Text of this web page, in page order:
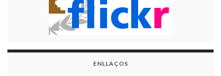
ENLLAÇOS